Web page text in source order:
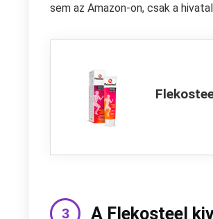
sem az Amazon-on, csak a
A Flekosteel